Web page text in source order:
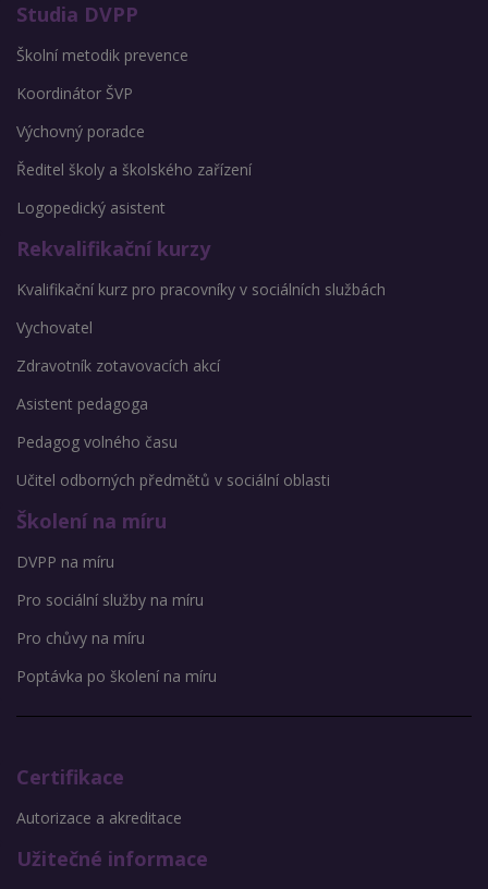
Studia DVPP
Školní metodik prevence
Koordinátor ŠVP
Výchovný poradce
Ředitel školy a školského zařízení
Logopedický asistent
Rekvalifikační kurzy
Kvalifikační kurz pro pracovníky v sociálních službách
Vychovatel
Zdravotník zotavovacích akcí
Asistent pedagoga
Pedagog volného času
Učitel odborných předmětů v sociální oblasti
Školení na míru
DVPP na míru
Pro sociální služby na míru
Pro chůvy na míru
Poptávka po školení na míru
Certifikace
Autorizace a akreditace
Užitečné informace